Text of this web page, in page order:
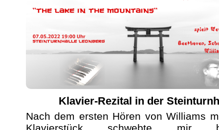
Klavier-Rezital in der
Nach dem ersten Hören von Williams